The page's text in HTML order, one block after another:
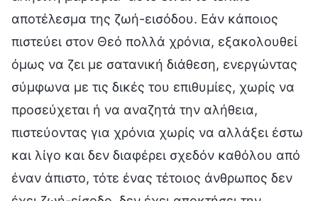
αποτέλεσμα της ζωή-εισόδου. Εάν κάποιος
πιστεύει στον Θεό πολλά χρόνια, εξακολουθεί
όμως να ζει με σατανική διάθεση, ενεργώντας
σύμφωνα με τις δικές του επιθυμίες, χωρίς να
προσεύχεται ή να αναζητά την αλήθεια,
πιστεύοντας για χρόνια χωρίς να αλλάξει έστω
και λίγο και δεν διαφέρει σχεδόν καθόλου από
έναν άπιστο, τότε ένας τέτοιος άνθρωπος δεν